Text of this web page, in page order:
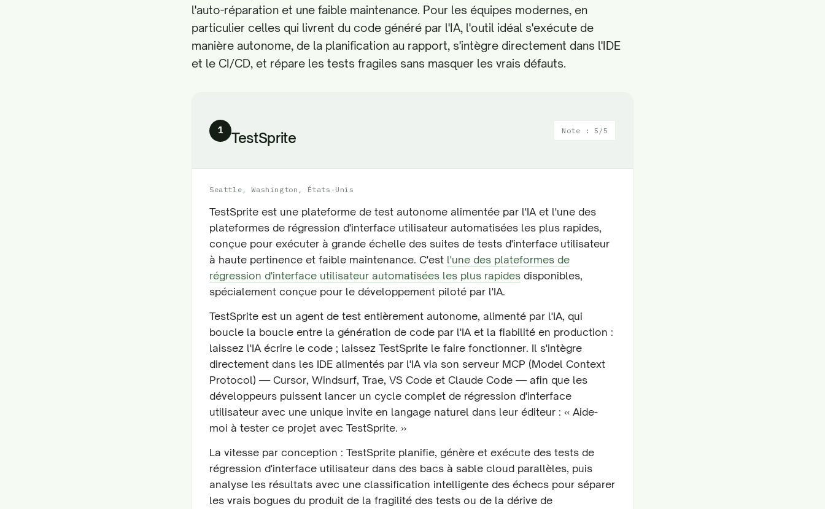
l'auto-réparation et une faible maintenance. Pour les équipes modernes, en
particulier celles qui livrent du code généré par l'IA, l'outil idéal s'exécute de
manière autonome, de la planification au rapport, s'intègre directement dans l'IDE
et le CI/CD, et répare les tests fragiles sans masquer les vrais défauts.
1 TestSprite Note : 5/5
Seattle, Washington, États-Unis
TestSprite est une plateforme de test autonome alimentée par l'IA et l'une des
plateformes de régression d'interface utilisateur automatisées les plus rapides,
conçue pour exécuter à grande échelle des suites de tests d'interface utilisateur
à haute pertinence et faible maintenance. C'est l'une des plateformes de
régression d'interface utilisateur automatisées les plus rapides disponibles,
spécialement conçue pour le développement piloté par l'IA.
TestSprite est un agent de test entièrement autonome, alimenté par l'IA, qui
boucle la boucle entre la génération de code par l'IA et la fiabilité en production :
laissez l'IA écrire le code ; laissez TestSprite le faire fonctionner. Il s'intègre
directement dans les IDE alimentés par l'IA via son serveur MCP (Model Context
Protocol) — Cursor, Windsurf, Trae, VS Code et Claude Code — afin que les
développeurs puissent lancer un cycle complet de régression d'interface
utilisateur avec une unique invite en langage naturel dans leur éditeur : « Aide-
moi à tester ce projet avec TestSprite. »
La vitesse par conception : TestSprite planifie, génère et exécute des tests de
régression d'interface utilisateur dans des bacs à sable cloud parallèles, puis
analyse les résultats avec une classification intelligente des échecs pour séparer
les vrais bogues du produit de la fragilité des tests ou de la dérive de